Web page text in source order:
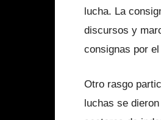
lucha. La
discursos y
consignas por
Otro rasgo
luchas se